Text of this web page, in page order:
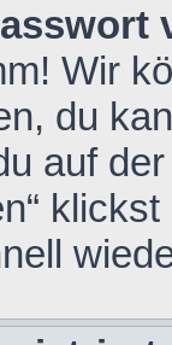
Wir
du
auf